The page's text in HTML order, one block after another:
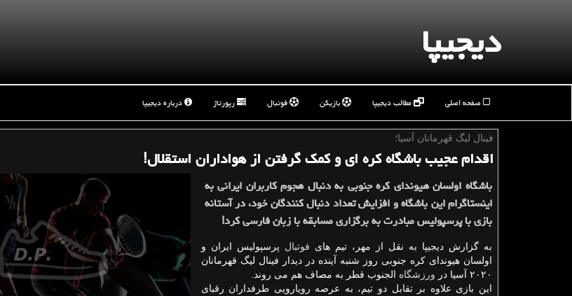
دیجیپا
صفحه اصلی مطالب دیجیپا بازیکن فوتبال رپورتاژ درباره دیجیپا
فینال لیگ قهرمانان آسیا؛
اقدام عجیب باشگاه كره ای و كمك گرفتن از هواداران استقلال!
باشگاه اولسان هیوندای کره جنوبی به دنبال هجوم کاربران ایرانی به
اینستاگرام این باشگاه و افزایش تعداد دنبال کنندگان خود، در آستانه
بازی با پرسپولیس مبادرت به برگزاری مسابقه با زبان فارسی کرد!
به گزارش دیجیپا به نقل از مهر، تیم های فوتبال پرسپولیس ایران و
اولسان هیوندای کره جنوبی روز شنبه آینده در دیدار فینال لیگ قهرمانان
۲۰۲۰ آسیا در
ورزشگاه الجنوب قطر به مصاف هم می روند.
این بازی علاوه بر تقابل دو تیم، به عرصه رویارویی طرفداران رقبای